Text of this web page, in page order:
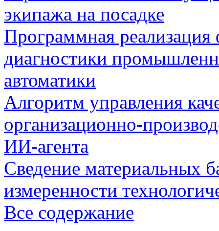
экипажа на посадке
Программная
диагностики
автоматики
Алгоритм управления
организационно-
ИИ-агента
Сведение материальных
измеренности
Все содержание